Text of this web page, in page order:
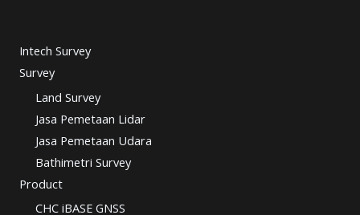
Intech Survey
Survey
Land Survey
Jasa Pemetaan Lidar
Jasa Pemetaan Udara
Bathimetri Survey
Product
CHC iBASE GNSS